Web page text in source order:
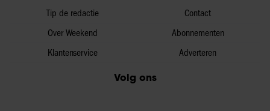
verzameld op basis van uw gebruik van hun services. U
gaat akkoord met onze cookies als u onze website blijft
Tip de redactie
Over Weekend
Klantenservice
Contact
Abonnementen
Adverteren
Volg ons